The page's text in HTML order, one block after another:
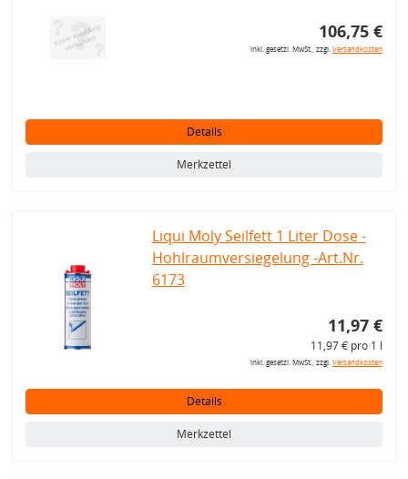
106,75 €
inkl. gesetzl. MwSt., zzgl.Versandkosten
Details
Merkzettel
Liqui Moly Seilfett 1 Liter Dose -
Hohlraumversiegelung -Art.Nr.
6173
11,97 €
11,97 € pro 1 l
inkl. gesetzl. MwSt., zzgl.Versandkosten
Details
Merkzettel